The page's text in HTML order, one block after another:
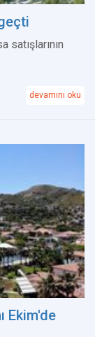
satışlarının
devamını oku
Ekim'de